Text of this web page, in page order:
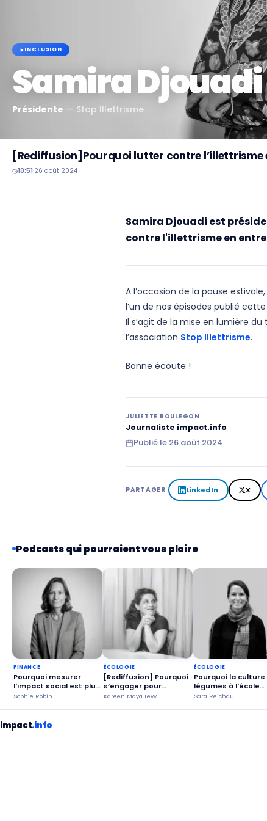
INCLUSION
Samira Djouadi
Présidente — Stop Illettrisme
[Rediffusion]Pourquoi lutter contre l’illettrisme
10:51·26 août 2024
Samira Djouadi est
contre l'illettrisme en
A l’occasion de la pause
l’un de nos épisodes publié
Il s’agit de la mise en lumière
l’association Stop Illettrisme.
Bonne écoute !
JULIETTE BOULEGON
Journaliste impact.info
Publié le 26 août 2024
PARTAGER LinkedIn X
Podcasts qui pourraient vous plaire
FINANCE
Pourquoi mesurer
l'impact social est plus
urgent que jamais ?
Sophie Robin
ÉCOLOGIE
[Rediffusion] Pourquoi
s’engager pour
prolonger la vie de
Kareen Maya Levy
ÉCOLOGIE
Pourquoi la culture
légumes à l'école
rend-elle la société
Sara Reichau
impact.info